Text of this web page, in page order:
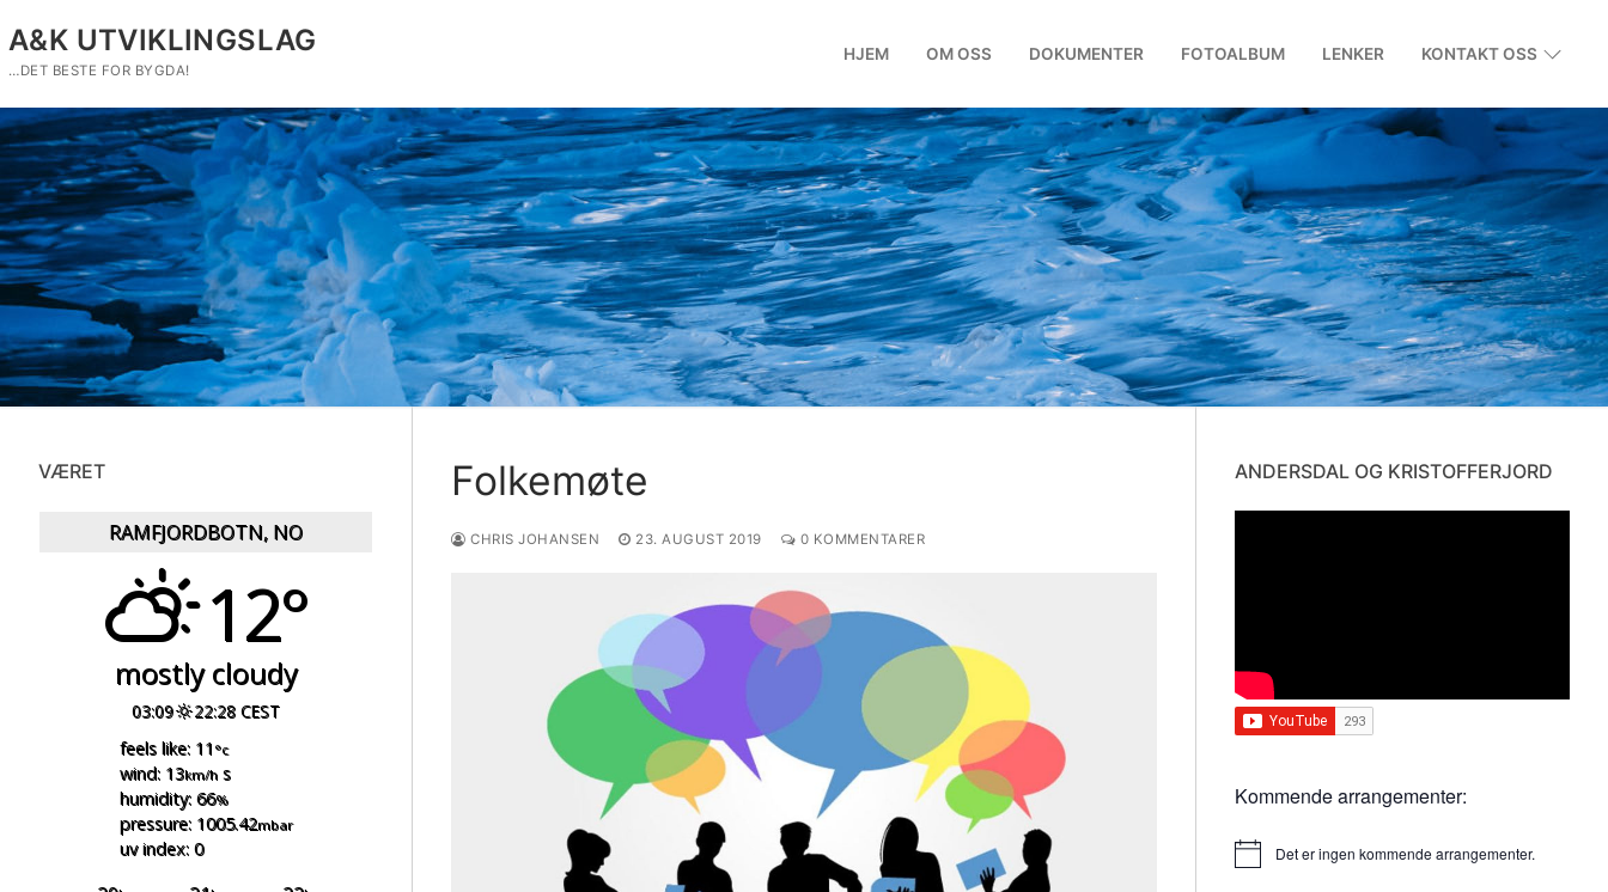
til
innholdet
A&K UTVIKLINGSLAG
…DET BESTE FOR BYGDA!
HJEM OM OSS DOKUMENTER FOTOALBUM LENKER KONTAKT OSS
Folkemøte
CHRIS JOHANSEN 23. AUGUST 2019 0 KOMMENTARER
ANDERSDAL OG KRISTOFFERJORD
Kommende arrangementer:
MerknadDet er ingen kommende arrangementer.
VÆRET
RAMFJORDBOTN, NO
12°
mostly cloudy
03:09
22:28 CEST
feels like: 11 °c
wind: 13km/hs
humidity: 66%
pressure: 1005.42mbar
uv index: 0